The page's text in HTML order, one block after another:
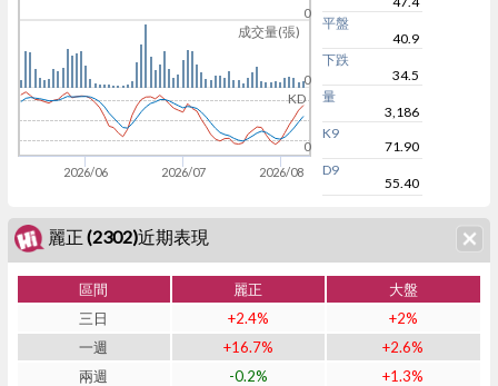
成交量(張)
KD
2026/06 2026/07 2026/08
0
0
0
平盤
40.9
下跌
34.5
量
3,186
K9
71.90
D9
55.40
麗正 (2302)近期表現
區間 麗正
大盤
三日
+2.4%
+2%
一週
+16.7%
+2.6%
兩週
-0.2%
+1.3%